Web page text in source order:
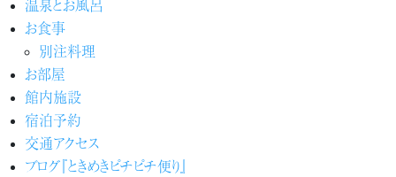
温泉とお風呂
お食事
別注料理
お部屋
館内施設
宿泊予約
交通アクセス
ブログ『ときめきピチピチ便り』